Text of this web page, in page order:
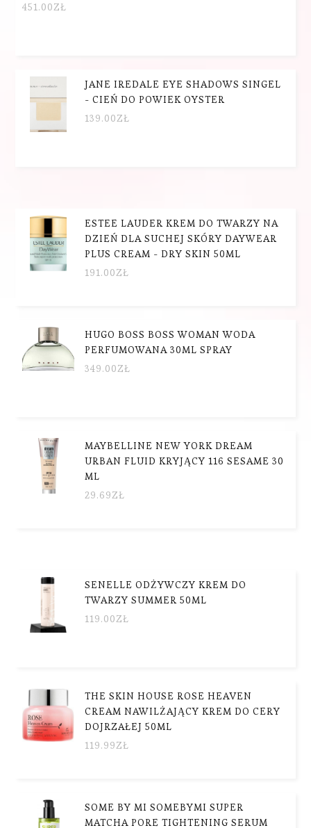
451.00ZŁ
JANE IREDALE EYE SHADOWS SINGEL
- CIEŃ DO POWIEK OYSTER
139.00ZŁ
ESTEE LAUDER KREM DO TWARZY NA
DZIEŃ DLA SUCHEJ SKÓRY DAYWEAR
PLUS CREAM - DRY SKIN 50ML
191.00ZŁ
HUGO BOSS BOSS WOMAN WODA
PERFUMOWANA 30ML SPRAY
349.00ZŁ
MAYBELLINE NEW YORK DREAM
URBAN FLUID KRYJĄCY 116 SESAME 30
ML
29.69ZŁ
SENELLE ODŻYWCZY KREM DO
TWARZY SUMMER 50ML
119.00ZŁ
THE SKIN HOUSE ROSE HEAVEN
CREAM NAWILŻAJĄCY KREM DO CERY
DOJRZAŁEJ 50ML
119.99ZŁ
SOME BY MI SOMEBYMI SUPER
MATCHA PORE TIGHTENING SERUM